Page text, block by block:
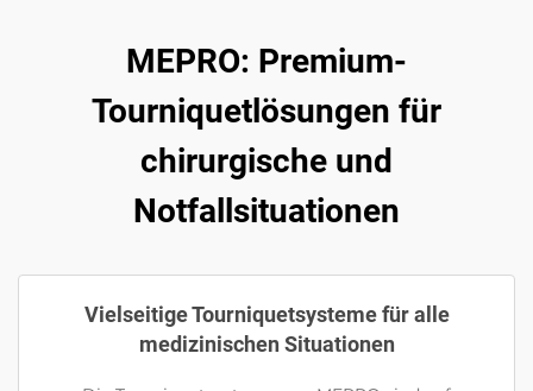
MEPRO: Premium-
Tourniquetlösungen für
chirurgische und
Notfallsituationen
Vielseitige Tourniquetsysteme für alle
medizinischen Situationen